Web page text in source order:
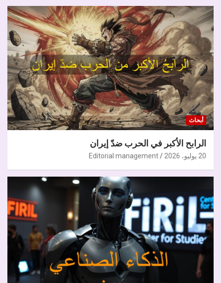
أبحاث
الرابح الأكبر في الحرب ضدّ إيران
20 يوليو، 2026 Editorial management